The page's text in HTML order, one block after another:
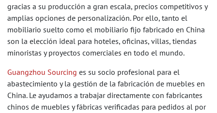
gracias a su producción a gran escala, precios competitivos y
amplias opciones de personalización. Por ello, tanto el
mobiliario suelto como el mobiliario fijo fabricado en China
son la elección ideal para hoteles, oficinas, villas, tiendas
minoristas y proyectos comerciales en todo el mundo.
Guangzhou Sourcing es su socio profesional para el
abastecimiento y la gestión de la fabricación de muebles en
China. Le ayudamos a trabajar directamente con fabricantes
chinos de muebles y fábricas verificadas para pedidos al por